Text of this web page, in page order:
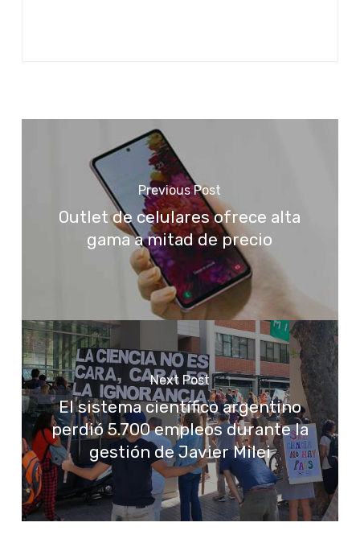
Previous Post
Outlet de celulares ofrece alta
gama a mitad de precio
Next Post
El sistema científico argentino
perdió 5.700 empleos durante la
gestión de Javier Milei